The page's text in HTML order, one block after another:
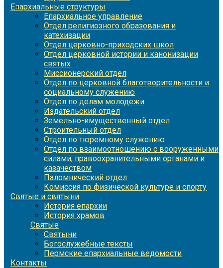
Епархиальные структуры
Епархиальное управление
Отдел религиозного образования и
катехизации
Отдел церковно-приходских школ
Отдел церковной истории и канонизации
святых
Миссионерский отдел
Отдел по церковной благотворительности и
социальному служению
Отдел по делам молодежи
Издательский отдел
Земельно-имущественный отдел
Строительный отдел
Отдел по тюремному служению
Отдел по взаимоотношению с вооруженными
силами, правоохранительными органами и
казачеством
Паломнический отдел
Комиссия по физической культуре и спорту
Святые и святыни
История епархии
История храмов
Святые
Святыни
Богослужебные тексты
Пермские епархиальные ведомости
Контакты